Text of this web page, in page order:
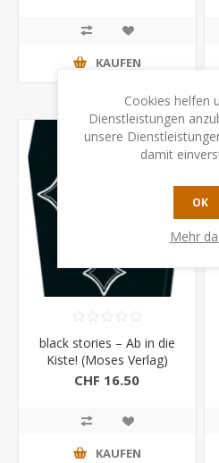
KAUFEN
black stories – Ab in die
Kiste! (Moses Verlag)
CHF 16.50
KAUFEN
Cookies helfen
Dienstleistungen
unsere
damit
OK
Mehr